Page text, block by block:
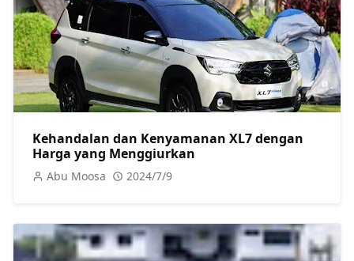
Kehandalan dan Kenyamanan XL7 dengan
Harga yang Menggiurkan
Abu Moosa 2024/7/9